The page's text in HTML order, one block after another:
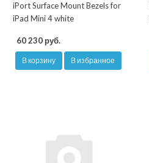
iPort Surface Mount Bezels for
iPad Mini 4 white
60 230 руб.
В корзину В избранное